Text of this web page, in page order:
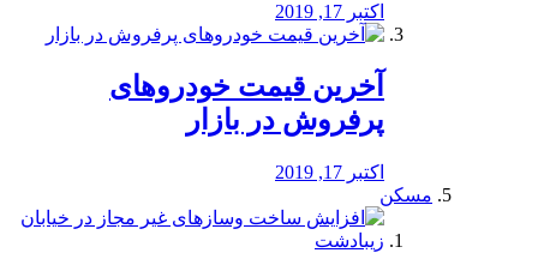
اکتبر 17, 2019
آخرین قیمت خودرو‌های
پرفروش در بازار
اکتبر 17, 2019
مسکن